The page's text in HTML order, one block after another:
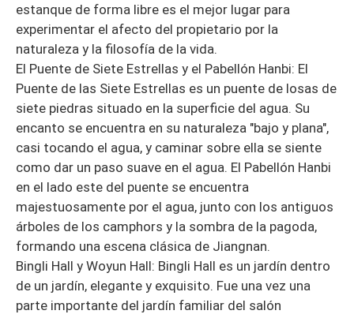
estanque de forma libre es el mejor lugar para
experimentar el afecto del propietario por la
naturaleza y la filosofía de la vida.
El Puente de Siete Estrellas y el Pabellón Hanbi: El
Puente de las Siete Estrellas es un puente de losas de
siete piedras situado en la superficie del agua. Su
encanto se encuentra en su naturaleza "bajo y plana",
casi tocando el agua, y caminar sobre ella se siente
como dar un paso suave en el agua. El Pabellón Hanbi
en el lado este del puente se encuentra
majestuosamente por el agua, junto con los antiguos
árboles de los camphors y la sombra de la pagoda,
formando una escena clásica de Jiangnan.
Bingli Hall y Woyun Hall: Bingli Hall es un jardín dentro
de un jardín, elegante y exquisito. Fue una vez una
parte importante del jardín familiar del salón